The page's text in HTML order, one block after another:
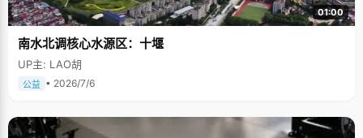
01:00
南水北调核心水源区：十堰
UP主: LAO胡
公益 • 2026/7/6